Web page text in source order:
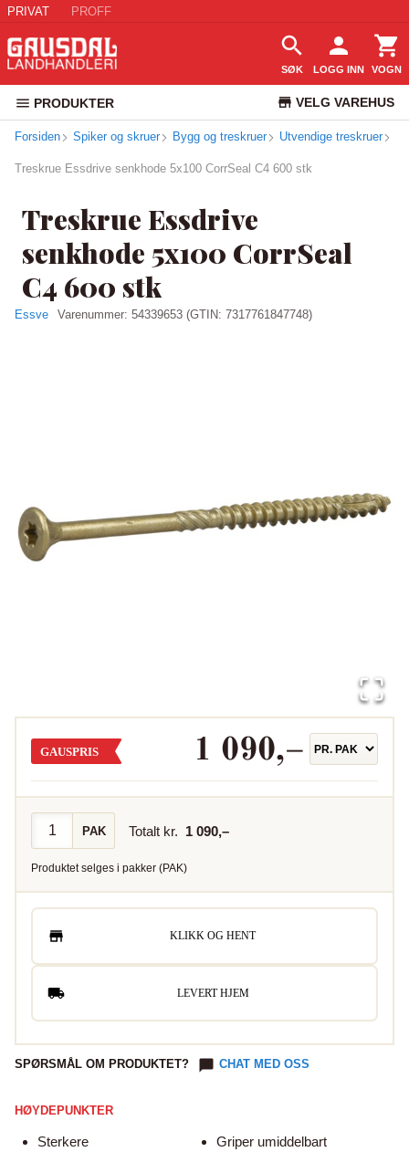
PRIVAT PROFF
SØK LOGG INN VOGN
PRODUKTER VELG VAREHUS
KUNDESERVICE
Forsiden Spiker og skruer Bygg og treskruer Utvendige treskruer
Treskrue Essdrive senkhode 5x100 CorrSeal C4 600 stk
Treskrue Essdrive
senkhode 5x100 CorrSeal
C4 600 stk
Essve Varenummer: 54339653 (GTIN: 7317761847748)
GAUSPRIS 1 090,–
PAK Totalt kr. 1 090,–
Produktet selges i pakker (PAK)
KLIKK OG HENT
LEVERT HJEM
SPØRSMÅL OM PRODUKTET? CHAT MED OSS
HØYDEPUNKTER
Sterkere
Griper umiddelbart